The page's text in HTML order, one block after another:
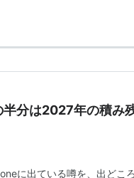
分は2027年の積み
に出ている噂を、出どこ